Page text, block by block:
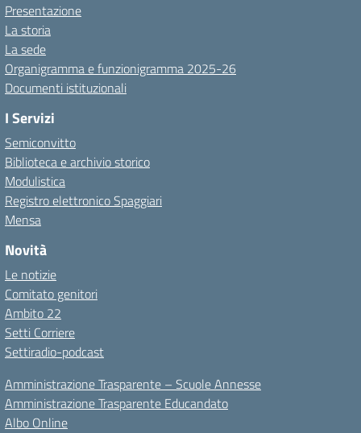
Presentazione
La storia
La sede
Organigramma e funzionigramma 2025-26
Documenti istituzionali
I Servizi
Semiconvitto
Biblioteca e archivio storico
Modulistica
Registro elettronico Spaggiari
Mensa
Novità
Le notizie
Comitato genitori
Ambito 22
Setti Corriere
Settiradio-podcast
Amministrazione Trasparente – Scuole Annesse
Amministrazione Trasparente Educandato
Albo Online